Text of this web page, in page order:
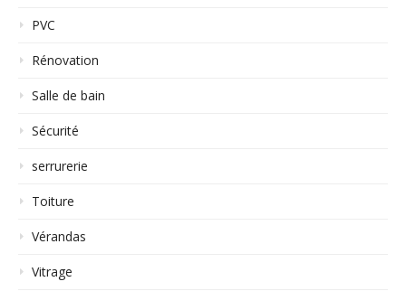
PVC
Rénovation
Salle de bain
Sécurité
serrurerie
Toiture
Vérandas
Vitrage